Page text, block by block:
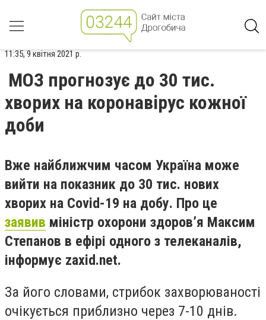
11:35, 9 квітня 2021 р.
МОЗ прогнозує до 30 тис.
хворих на коронавірус кожної
доби
Вже найближчим часом Україна може
вийти на показник до 30 тис. нових
хворих на Covid-19 на добу. Про це
заявив міністр охорони здоров’я Максим
Степанов в ефірі одного з телеканалів,
інформує zaxid.net.
За його словами, стрибок захворюваності
очікується приблизно через 7-10 днів.